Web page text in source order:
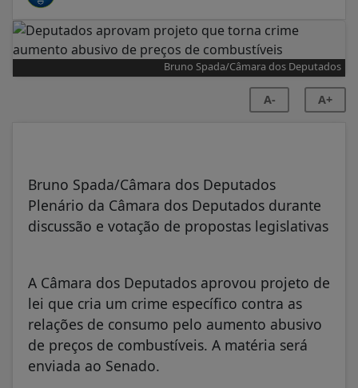
Bruno Spada/Câmara dos Deputados
A- A+
Bruno Spada/Câmara dos Deputados
Plenário da Câmara dos Deputados durante
discussão e votação de propostas legislativas
A Câmara dos Deputados aprovou projeto de
lei que cria um crime específico contra as
relações de consumo pelo aumento abusivo
de preços de combustíveis. A matéria será
enviada ao Senado.